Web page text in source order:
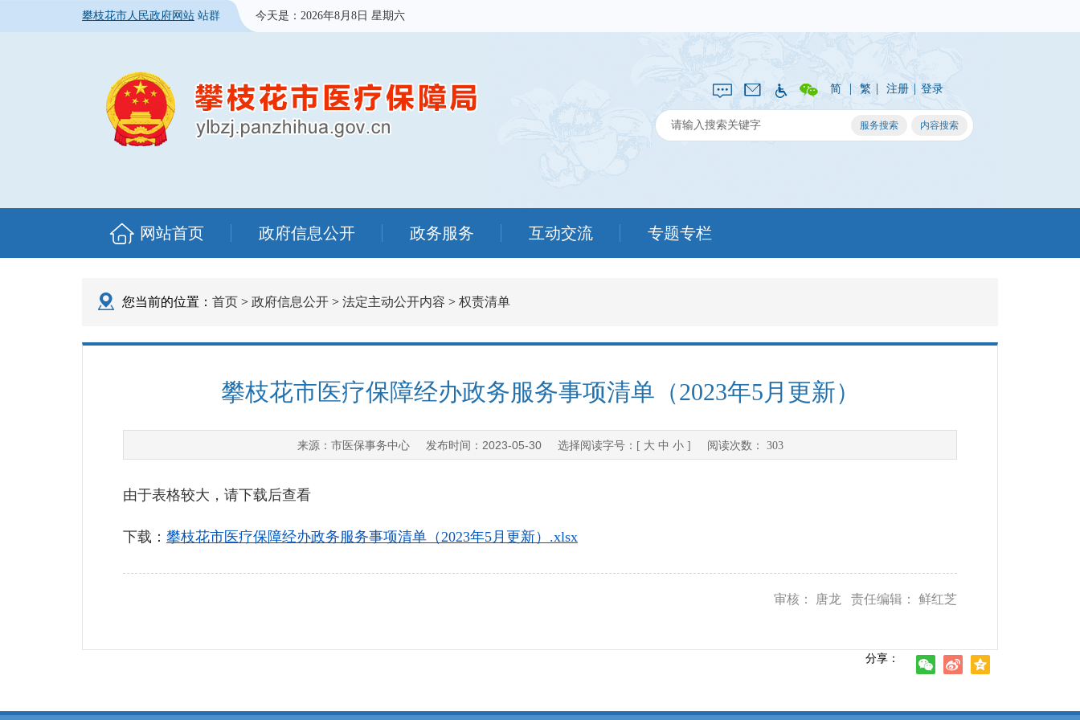
攀枝花市人民政府网站 站群 今天是： 2026年8月8日 星期六
简 | 繁 | 注册 | 登录
网站首页 政府信息公开 政务服务 互动交流 专题专栏
您当前的位置： 首页 > 政府信息公开 > 法定主动公开内容 > 权责清单
攀枝花市医疗保障经办政务服务事项清单（2023年5月更新）
来源： 市医保事务中心发布时间： 2023-05-30选择阅读字号：[ 大 中 小] 阅读次数： 303
由于表格较大，请下载后查看
下载： 攀枝花市医疗保障经办政务服务事项清单（2023年5月更新）.xlsx
审核： 唐龙 责任编辑： 鲜红芝
分享：